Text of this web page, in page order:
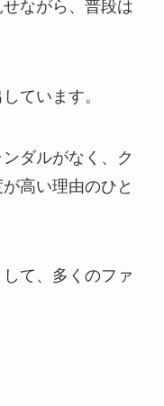
ながら、普段は
ています。
ダルがなく、ク
高い理由のひと
て、多くのファ